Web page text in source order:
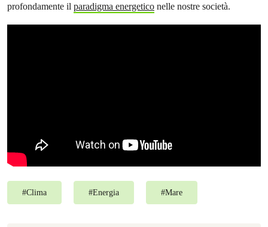
profondamente il paradigma energetico nelle nostre società.
#Clima #Energia #Mare